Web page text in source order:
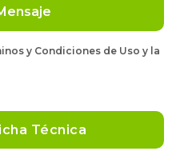
y Condiciones de Uso y la
Técnica